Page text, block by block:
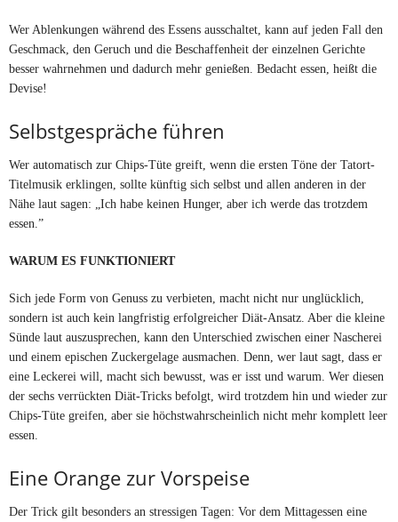
Wer Ablenkungen während des Essens ausschaltet, kann auf jeden Fall den
Geschmack, den Geruch und die Beschaffenheit der einzelnen Gerichte
besser wahrnehmen und dadurch mehr genießen. Bedacht essen, heißt die
Devise!
Selbstgespräche führen
Wer automatisch zur Chips-Tüte greift, wenn die ersten Töne der Tatort-
Titelmusik erklingen, sollte künftig sich selbst und allen anderen in der
Nähe laut sagen: „Ich habe keinen Hunger, aber ich werde das trotzdem
essen.”
WARUM ES FUNKTIONIERT
Sich jede Form von Genuss zu verbieten, macht nicht nur unglücklich,
sondern ist auch kein langfristig erfolgreicher Diät-Ansatz. Aber die kleine
Sünde laut auszusprechen, kann den Unterschied zwischen einer Nascherei
und einem epischen Zuckergelage ausmachen. Denn, wer laut sagt, dass er
eine Leckerei will, macht sich bewusst, was er isst und warum. Wer diesen
der sechs verrückten Diät-Tricks befolgt, wird trotzdem hin und wieder zur
Chips-Tüte greifen, aber sie höchstwahrscheinlich nicht mehr komplett leer
essen.
Eine Orange zur Vorspeise
Der Trick gilt besonders an stressigen Tagen: Vor dem Mittagessen eine